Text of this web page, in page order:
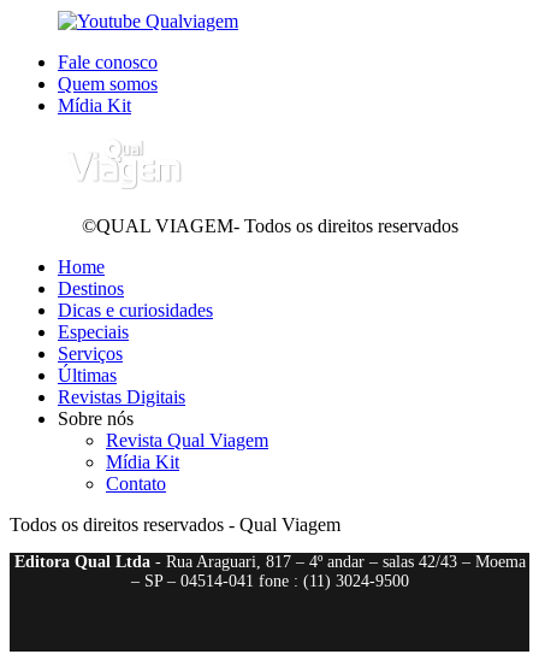
Fale conosco
Quem somos
Mídia Kit
©QUAL VIAGEM- Todos os direitos reservados
Home
Destinos
Dicas e curiosidades
Especiais
Serviços
Últimas
Revistas Digitais
Sobre nós
Revista Qual Viagem
Mídia Kit
Contato
Todos os direitos reservados - Qual Viagem
Editora Qual Ltda- Rua Araguari, 817 – 4º andar – salas 42/43 – Moema
– SP – 04514-041 fone : (11) 3024-9500